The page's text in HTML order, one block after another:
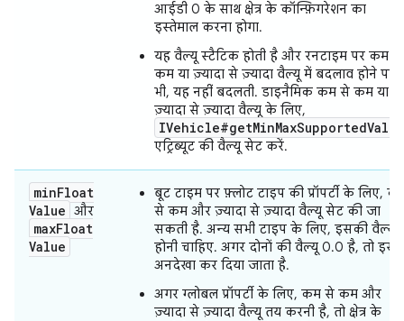
आईडी 0 के साथ क्षेत्र के कॉन्फ़िगरेशन का
इस्तेमाल करना होगा.
यह वैल्यू स्टैटिक होती है और रनटाइम पर कम से
कम या ज़्यादा से ज़्यादा वैल्यू में बदलाव होने पर
भी, यह नहीं बदलती. डाइनैमिक कम से कम या
ज़्यादा से ज़्यादा वैल्यू के लिए,
IVehicle#getMinMaxSupportedValue
एट्रिब्यूट की वैल्यू सेट करें.
minFloat
Value और
maxFloat
Value
बूट टाइम पर फ़्लोट टाइप की प्रॉपर्टी के लिए,
से कम और ज़्यादा से ज़्यादा वैल्यू सेट की जा
सकती है. अन्य सभी टाइप के लिए, इसकी वैल्यू
होनी चाहिए. अगर दोनों की वैल्यू 0.0 है, तो इसे
अनदेखा कर दिया जाता है.
अगर ग्लोबल प्रॉपर्टी के लिए, कम से कम और
ज़्यादा से ज़्यादा वैल्यू तय करनी है, तो क्षेत्र के